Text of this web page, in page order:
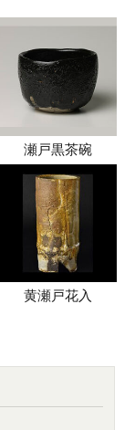
瀬戸黒茶碗
黄瀬戸花入